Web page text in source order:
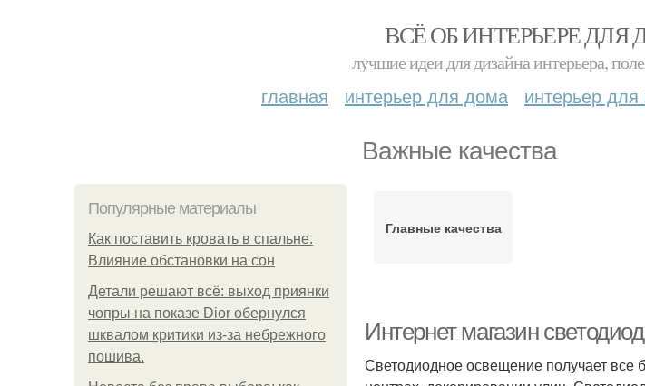
ВСЁ ОБ ИНТЕРЬЕРЕ
лучшие идеи для дизайна интерьера,
главная интерьер для дома интерьер для
Важные качества
Популярные материалы
Как поставить кровать в спальне.
Влияние обстановки на сон
Детали решают всё: выход приянки
чопры на показе Dior обернулся
шквалом критики из-за небрежного
пошива.
Главные качества
Интернет магазин
Светодиодное освещение получает все